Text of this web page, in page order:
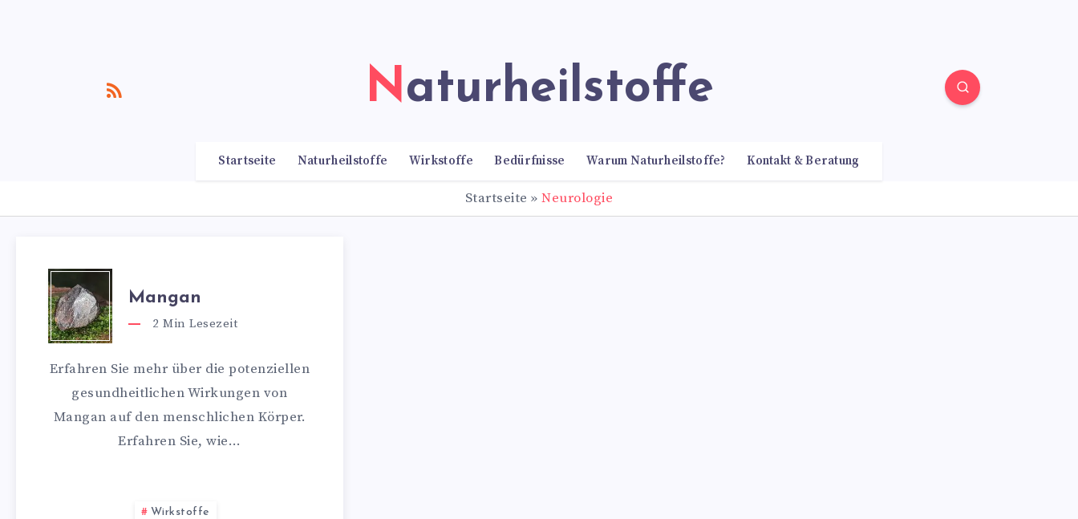
Naturheilstoffe
Startseite Naturheilstoffe Wirkstoffe Bedürfnisse Warum Naturheilstoffe? Kontakt & Beratung
Startseite »Neurologie
Mangan
2 Min Lesezeit
Erfahren Sie mehr über die potenziellen
gesundheitlichen Wirkungen von
Mangan auf den menschlichen Körper.
Erfahren Sie, wie…
Wirkstoffe